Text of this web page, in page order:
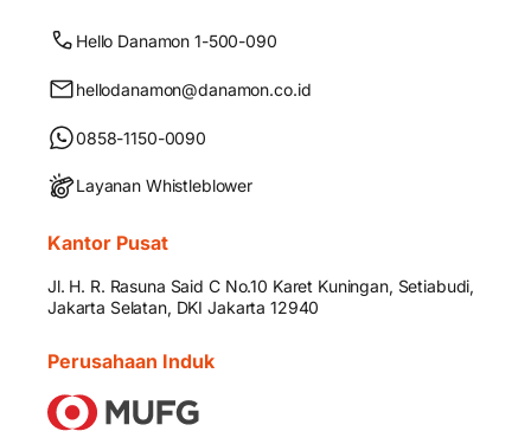
Hello Danamon 1-500-090
hellodanamon@danamon.co.id
0858-1150-0090
Layanan Whistleblower
Kantor Pusat
Jl. H. R. Rasuna Said C No.10 Karet Kuningan, Setiabudi,
Jakarta Selatan, DKI Jakarta 12940
Perusahaan Induk